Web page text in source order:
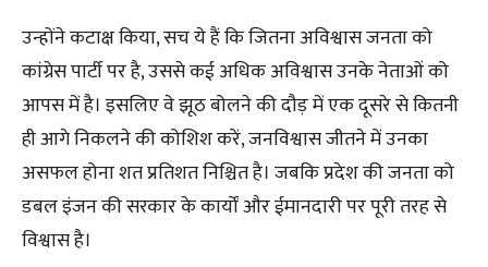
उन्होंने कटाक्ष किया, सच ये हैं कि जितना अविश्वास जनता को
कांग्रेस पार्टी पर है, उससे कई अधिक अविश्वास उनके नेताओं को
आपस में है। इसलिए वे झूठ बोलने की दौड़ में एक दूसरे से कितनी
ही आगे निकलने की कोशिश करें, जनविश्वास जीतने में उनका
असफल होना शत प्रतिशत निश्चित है। जबकि प्रदेश की जनता को
डबल इंजन की सरकार के कार्यों और ईमानदारी पर पूरी तरह से
विश्वास है।